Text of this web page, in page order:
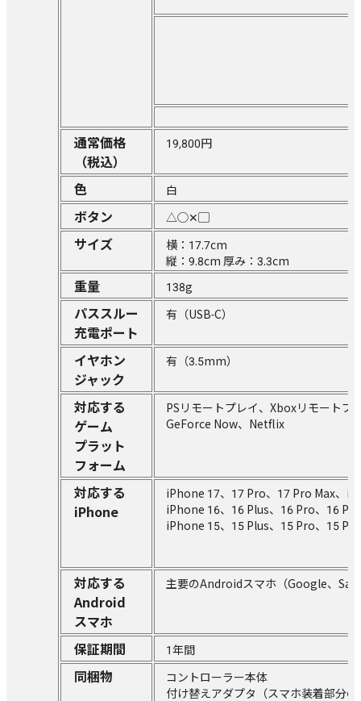
通常価格
（税込）
19,800円
色 白
ボタン △◯✕▢
サイズ
横：17.7cm
縦：9.8cm 厚み：3.3cm
重量 138g
パススルー
充電ポート
有（USB-C）
イヤホン
ジャック
有（3.5mm）
対応する
ゲーム
プラット
フォーム
PSリモートプレイ、Xboxリモート
GeForce Now、Netflix
対応する
iPhone
iPhone 17、17 Pro、17 Pro Max、
iPhone 16、16 Plus、16 Pro、16
iPhone 15、15 Plus、15 Pro、15
対応する
Android
スマホ
主要のAndroidスマホ（Google、
保証期間 1年間
同梱物
コントローラー本体
付け替えアダプタ（スマホ装着部分